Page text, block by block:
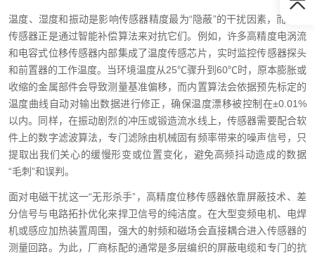
温度、湿度和振动是影响传感器精度最为“隐蔽”的干扰因素，而现代
传感器正是通过智能补偿算法来对抗它们。例如，许多高精度电涡流
和电容式位移传感器内部集成了温度传感芯片，实时监控传感器探头
和前置器的工作温度。当环境温度从25℃骤升到60℃时，原本膨胀或
收缩的金属部件会导致测量基准偏移，而内置算法会依据预先标定的
温度曲线自动对输出数据进行修正，确保温度漂移被控制在±0.01%
以内。同样，在振动剧烈的冲压或锻造流水线上，传感器需要配合软
件上的数字滤波算法，专门滤除由机械固有频率带来的噪声信号，只
提取出我们关心的缓慢形变或位置变化，避免高频抖动造成的数据
“毛刺”和误判。
面对电磁干扰这一“无形杀手”，高精度位移传感器依靠屏蔽技术、差
分信号与电路拓扑优化来捍卫信号的纯洁度。在大型变频电机、电焊
机或感应加热装置周围，强大的射频和磁场会直接耦合进入传感器的
测量回路。为此，厂商标配的通常是多层编织的屏蔽电缆和专门的抗